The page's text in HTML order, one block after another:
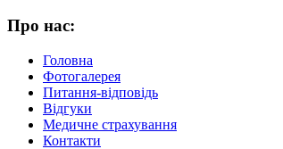
Про нас:
Головна
Фотогалерея
Питання-відповідь
Відгуки
Медичне страхування
Контакти